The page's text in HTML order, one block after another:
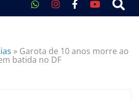
» Garota de 10 anos morre ao
batida no DF